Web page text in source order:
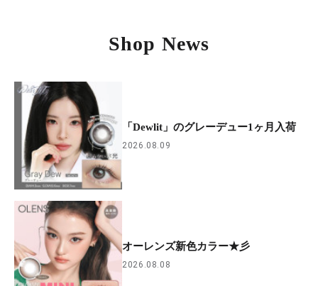
Shop News
「Dewlit」のグレーデュー1ヶ月入荷
2026.08.09
オーレンズ新色カラー★彡
2026.08.08